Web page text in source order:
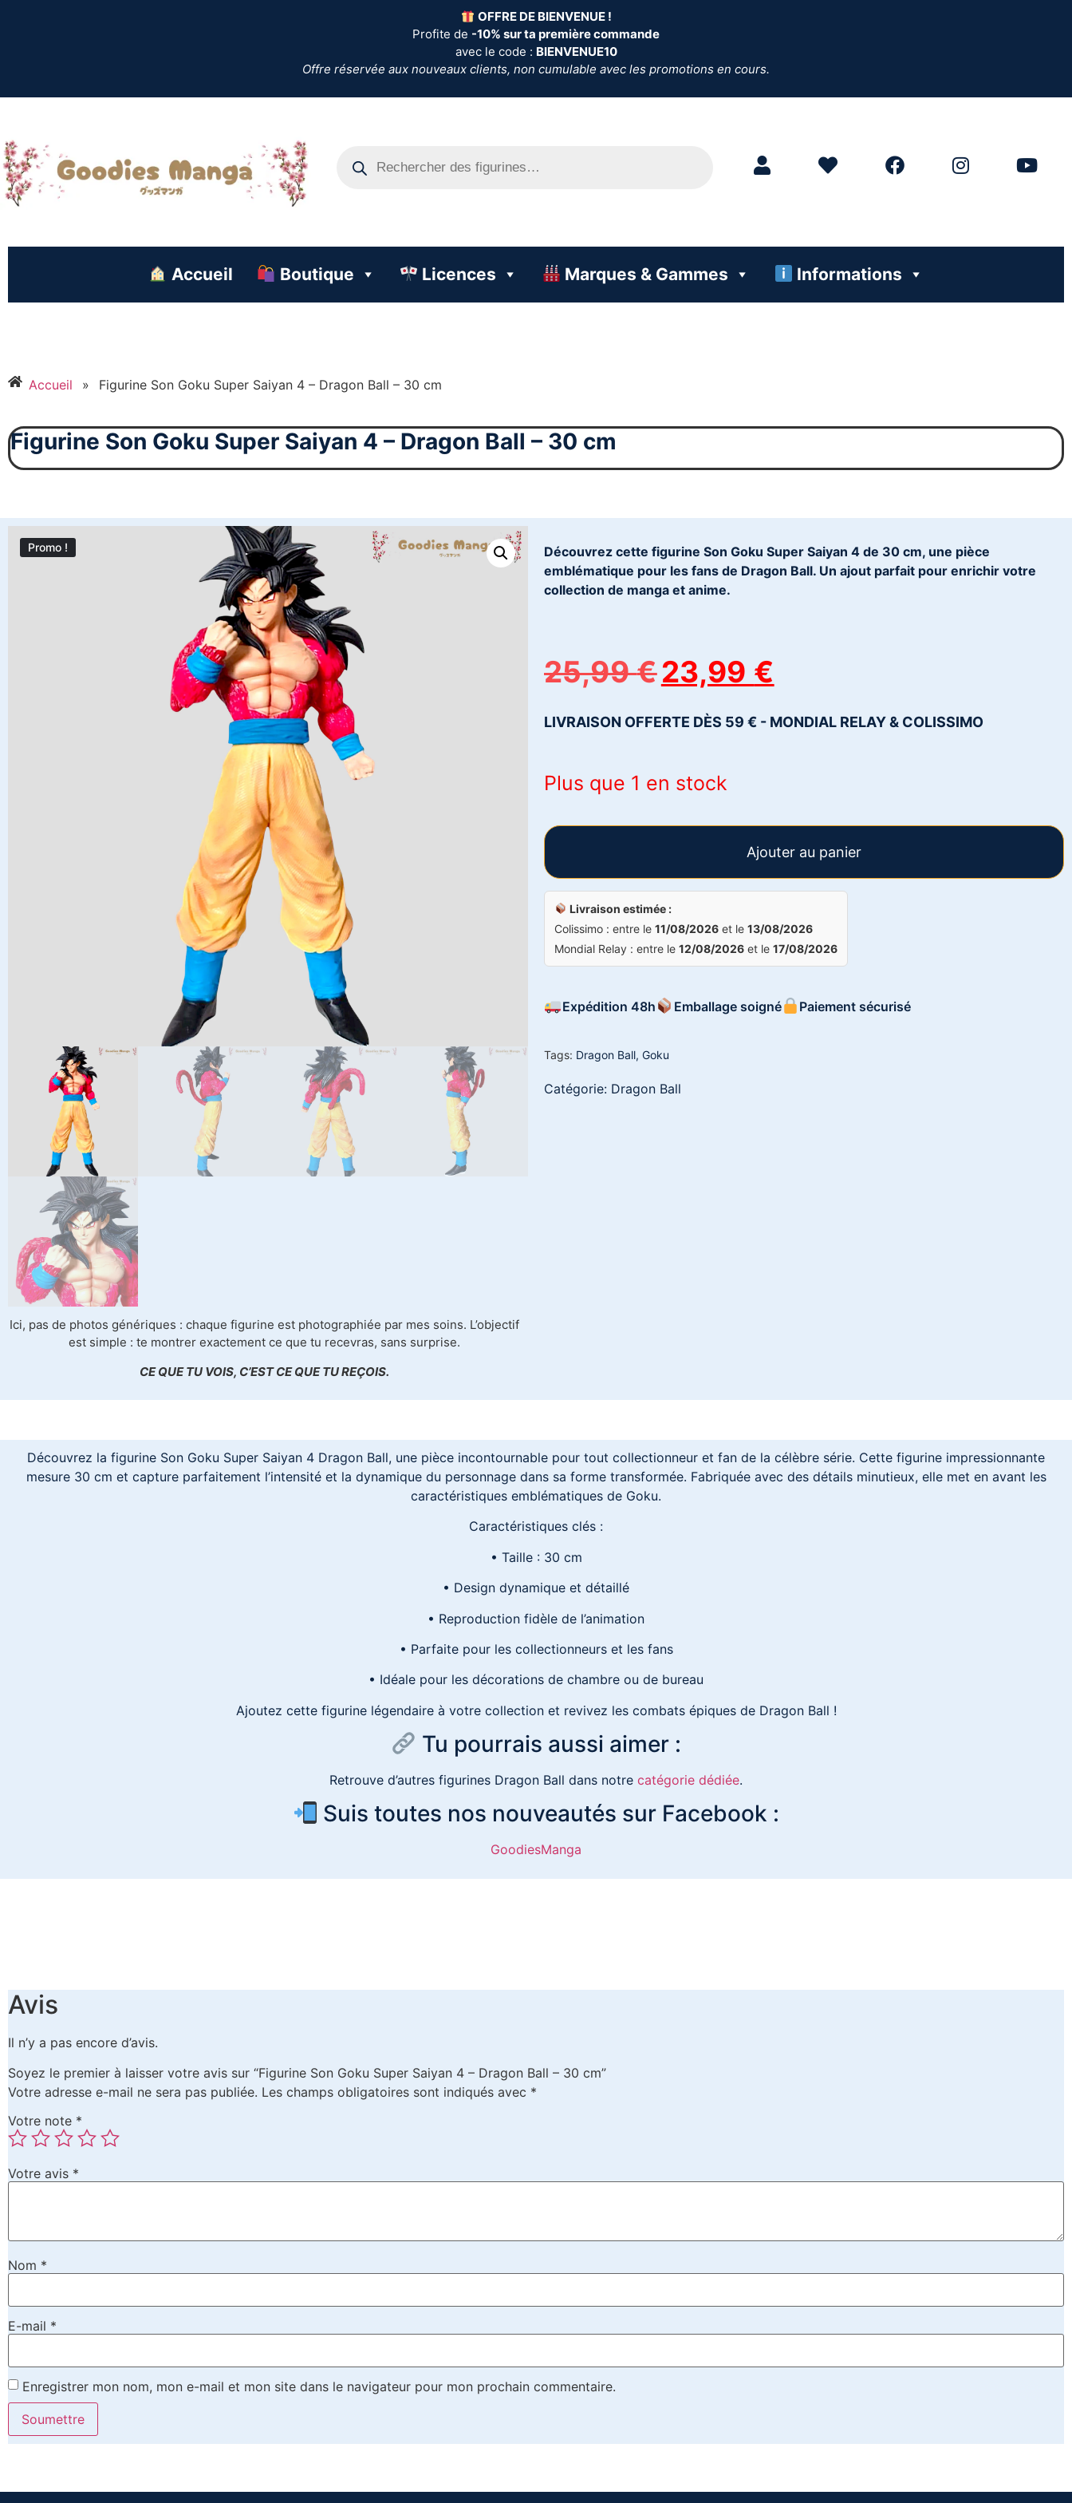
OFFRE DE BIENVENUE !
Profite de -10% sur ta première commande
avec le code : BIENVENUE10
Offre réservée aux nouveaux clients, non cumulable avec les promotions en cours.
Accueil Boutique Licences Marques & Gammes Informations
Accueil » Figurine Son Goku Super Saiyan 4 – Dragon Ball – 30 cm
Figurine Son Goku Super Saiyan 4 – Dragon Ball – 30 cm
Promo !
Ici, pas de photos génériques : chaque figurine est photographiée par mes soins. L’objectif
est simple : te montrer exactement ce que tu recevras, sans surprise.
CE QUE TU VOIS, C’EST CE QUE TU REÇOIS.
Découvrez cette figurine Son Goku Super Saiyan 4 de 30 cm, une pièce
emblématique pour les fans de Dragon Ball. Un ajout parfait pour enrichir votre
collection de manga et anime.
25,99€23,99 €
LIVRAISON OFFERTE DÈS 59 € - MONDIAL RELAY & COLISSIMO
Plus que 1 en stock
Ajouter au panier
Livraison estimée :
Colissimo : entre le 11/08/2026 et le 13/08/2026
Mondial Relay : entre le 12/08/2026 et le 17/08/2026
Expédition 48h Emballage soigné Paiement sécurisé
Tags: Dragon Ball, Goku
Catégorie: Dragon Ball
Découvrez la figurine Son Goku Super Saiyan 4 Dragon Ball, une pièce incontournable pour tout collectionneur et fan de la célèbre série. Cette figurine impressionnante
mesure 30 cm et capture parfaitement l’intensité et la dynamique du personnage dans sa forme transformée. Fabriquée avec des détails minutieux, elle met en avant les
caractéristiques emblématiques de Goku.
Caractéristiques clés :
• Taille : 30 cm
• Design dynamique et détaillé
• Reproduction fidèle de l’animation
• Parfaite pour les collectionneurs et les fans
• Idéale pour les décorations de chambre ou de bureau
Ajoutez cette figurine légendaire à votre collection et revivez les combats épiques de Dragon Ball !
Tu pourrais aussi aimer :
Retrouve d’autres figurines Dragon Ball dans notre catégorie dédiée.
Suis toutes nos nouveautés sur Facebook :
GoodiesManga
Avis
Il n’y a pas encore d’avis.
Soyez le premier à laisser votre avis sur “Figurine Son Goku Super Saiyan 4 – Dragon Ball – 30 cm”
Votre adresse e-mail ne sera pas publiée. Les champs obligatoires sont indiqués avec *
Votre note *
Votre avis *
Nom *
E-mail *
Enregistrer mon nom, mon e-mail et mon site dans le navigateur pour mon prochain commentaire.